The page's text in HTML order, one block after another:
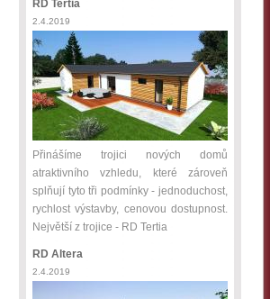
RD Tertia
2.4.2019
Přinášíme trojici nových domů
atraktivního vzhledu, které zároveň
splňují tyto tři podmínky - jednoduchost,
rychlost výstavby, cenovou dostupnost.
Největší z trojice - RD Tertia
RD Altera
2.4.2019